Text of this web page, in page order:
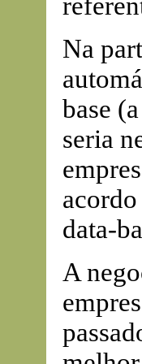
Na
base
seria
data-
A